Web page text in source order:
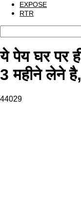
EXPOSE
RTR
ये पेय घर पर
3 महीने लेने है,
44029